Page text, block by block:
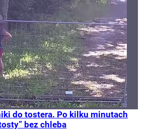
do tostera. Po kilku minutach
bez chleba